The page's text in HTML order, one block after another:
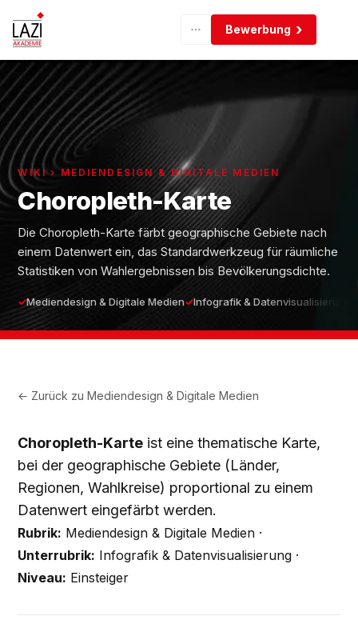
Bewerbung
WIKI › MEDIENDESIGN & DIGITALE MEDIEN
Choropleth-Karte
Die Choropleth-Karte färbt geographische Gebiete nach
einem Datenwert ein, das Standardwerkzeug für räumliche
Statistiken von Wahlergebnissen bis Bevölkerungsdichte.
Mediendesign & Digitale Medien Infografik & Datenvisualisierung
← Zurück zuMediendesign & Digitale Medien
Choropleth-Karte ist eine thematische Karte,
bei der geographische Gebiete (Länder,
Regionen, Wahlkreise) proportional zu einem
Datenwert eingefärbt werden.
Rubrik: Mediendesign & Digitale Medien ·
Unterrubrik: Infografik & Datenvisualisierung ·
Niveau: Einsteiger